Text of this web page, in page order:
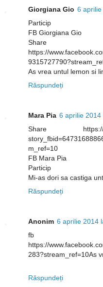
Giorgiana Gio 6 aprilie
Particip
FB Giorgiana Gio
Share
https://
As vrea untul lemon si
Răspundeți
Mara Pia 6 aprilie 2014
Share https://
m_ref=10
FB Mara Pia
Particip
Mi-as dori sa castiga
Răspundeți
Anonim 6 aprilie 2014
fb
https://
283?stream_ref=10As
Răspundeți